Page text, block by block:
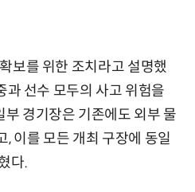
보를 위한 조치라고 설명했
과 선수 모두의 사고 위험을
부 경기장은 기존에도 외부 물
, 이를 모든 개최 구장에 동일
다.